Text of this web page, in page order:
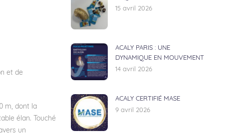
et de
m, dont la
élan. Touché
un
15 avril 2026
ACALY PARIS : UNE
DYNAMIQUE EN MOUVEMENT
14 avril 2026
ACALY CERTIFIÉ MASE
9 avril 2026